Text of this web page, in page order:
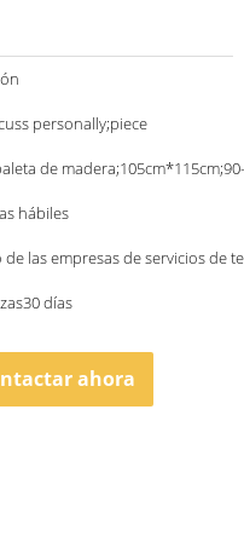
personally;piece
de
hábiles
de las empresas de servicios de
días
ahora